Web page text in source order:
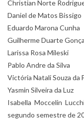
Christian Norte
Daniel de Matos Bissigo
Eduardo Marona Cunha
Guilherme Duarte
Larissa Rosa Mileski
Pablo Andre da Silva
Victória Natali Souza da
Yasmin Silveira da Luz
Isabella Moccelin
segundo semestre de